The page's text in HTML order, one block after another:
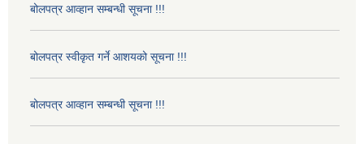
बोलपत्र आव्हान सम्बन्धी सूचना !!!
बोलपत्र स्वीकृत गर्ने आशयको सूचना !!!
बोलपत्र आव्हान सम्बन्धी सूचना !!!